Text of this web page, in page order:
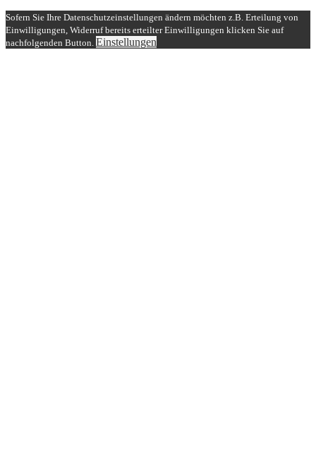
Sofern Sie Ihre Datenschutzeinstellungen ändern möchten z.B. Erteilung von
Einwilligungen, Widerruf bereits erteilter Einwilligungen klicken Sie auf
nachfolgenden Button. Einstellungen